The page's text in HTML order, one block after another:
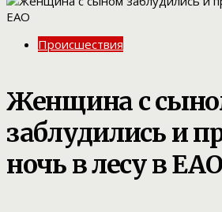
Происшествия
Женщина с
заблудились и
ночь в лесу в ЕАО